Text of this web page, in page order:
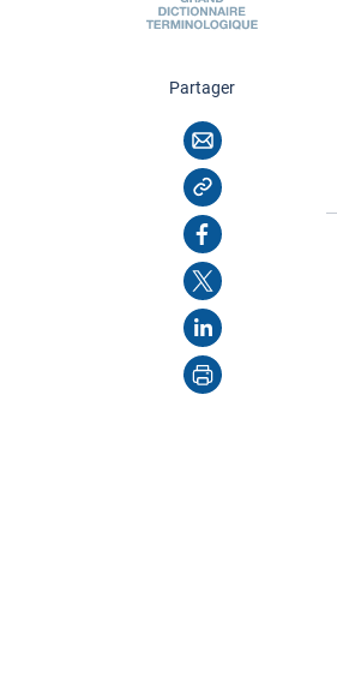
Partagercette page
Courriel
Copier l'adresse
Facebook
X
LinkedIn
Imprimer